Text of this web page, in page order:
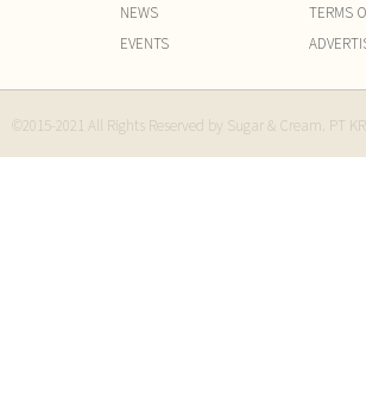
NEWS
EVENTS
TERMS
©2015-2021 All Rights Reserved by Sugar & Cream. PT